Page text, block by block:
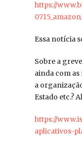
https://
Essa notícia
Sobre a
ainda com
a
Estado etc.?
https://
aplicativos-